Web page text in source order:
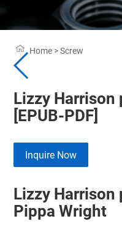
Home >Screw
Lizzy Harrison
[EPUB-PDF]
Inquire Now
Lizzy Harrison
Pippa Wright